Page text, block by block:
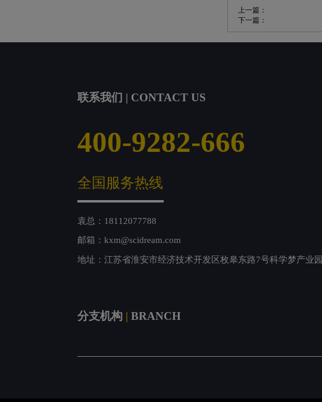
上一篇：
下一篇：
联系我们 | CONTACT US
400-9282-666
全国服务热线
袁总：18112077788
邮箱：kxm@scidream.com
地址：江苏省淮安市经济技术开发区枚皋东路7号科学梦产业园
分支机构 | BRANCH